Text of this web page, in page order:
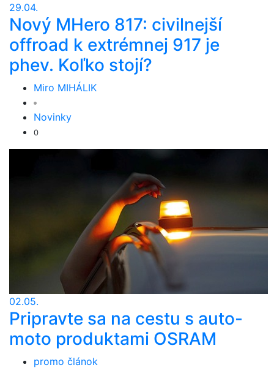
29.04.
Nový MHero 817: civilnejší
offroad k extrémnej 917 je
phev. Koľko stojí?
Miro MIHÁLIK
Novinky
0
02.05.
Pripravte sa na cestu s auto-
moto produktami OSRAM
promo článok